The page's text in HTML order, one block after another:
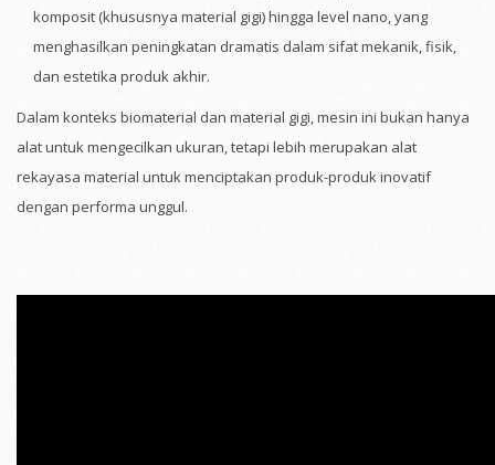
komposit (khususnya material gigi) hingga level nano, yang
menghasilkan peningkatan dramatis dalam sifat mekanik, fisik,
dan estetika produk akhir.
Dalam konteks biomaterial dan material gigi, mesin ini bukan hanya
alat untuk mengecilkan ukuran, tetapi lebih merupakan alat
rekayasa material untuk menciptakan produk-produk inovatif
dengan performa unggul.